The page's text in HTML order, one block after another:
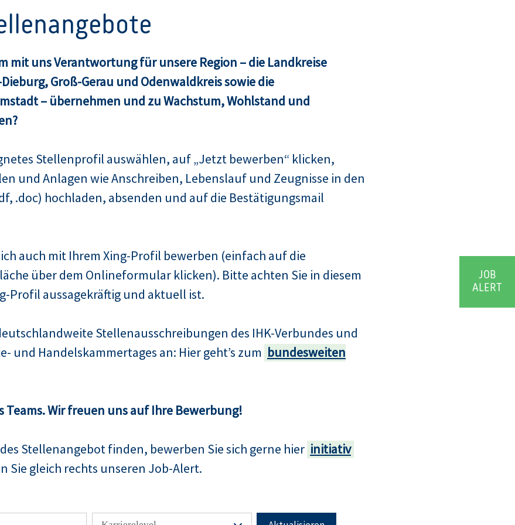
mit uns Verantwortung für unsere Region – die Landkreise
Groß-Gerau und Odenwaldkreis sowie die
– übernehmen und zu Wachstum, Wohlstand und
Stellenprofil auswählen, auf „Jetzt bewerben“ klicken,
und Anlagen wie Anschreiben, Lebenslauf und Zeugnisse in den
.doc) hochladen, absenden und auf die Bestätigungsmail
auch mit Ihrem Xing-Profil bewerben (einfach auf die
über dem Onlineformular klicken). Bitte achten Sie in diesem
Profil aussagekräftig und aktuell ist.
Stellenausschreibungen des IHK-Verbundes und
und Handelskammertages an: Hier geht’s zum bundesweiten
Teams. Wir freuen uns auf Ihre Bewerbung!
Stellenangebot finden, bewerben Sie sich gerne hier initiativ
Sie gleich rechts unseren Job-Alert.
JOB
ALERT